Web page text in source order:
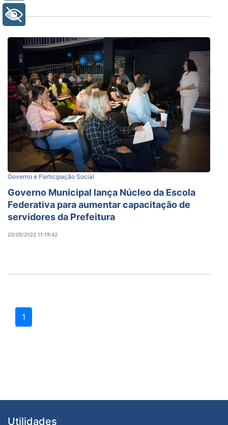
Governo e Participação Social
Governo Municipal lança Núcleo da Escola
Federativa para aumentar capacitação de
servidores da Prefeitura
20/05/2022 11:19:42
1
Utilidades
+ Acessibilidade